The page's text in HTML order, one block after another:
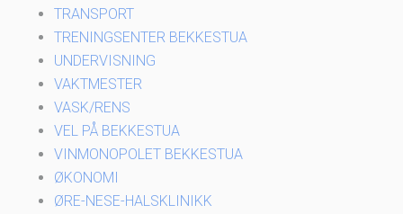
TRANSPORT
TRENINGSENTER BEKKESTUA
UNDERVISNING
VAKTMESTER
VASK/RENS
VEL PÅ BEKKESTUA
VINMONOPOLET BEKKESTUA
ØKONOMI
ØRE-NESE-HALSKLINIKK